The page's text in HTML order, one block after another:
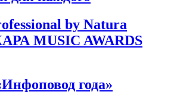
by Natura
MUSIC AWARDS
года»